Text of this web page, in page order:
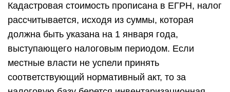
Кадастровая стоимость прописана в ЕГРН, налог
рассчитывается, исходя из суммы, которая
должна быть указана на 1 января года,
выступающего налоговым периодом. Если
местные власти не успели принять
соответствующий нормативный акт, то за